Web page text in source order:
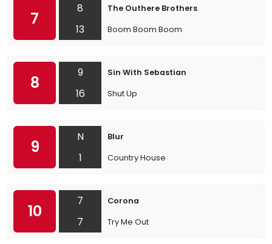
7
8
13
The Outhere Brothers
Boom Boom Boom
8
9
16
Sin With Sebastian
Shut Up
9
N
1
Blur
Country House
10
7
7
Corona
Try Me Out